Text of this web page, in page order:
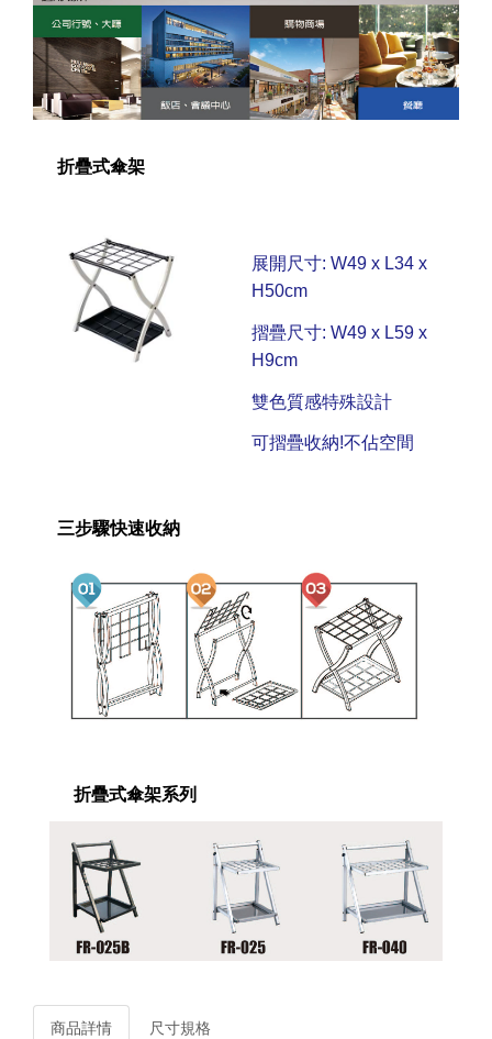
折疊式傘架
展開尺寸: W49 x L34 x
H50cm
摺疊尺寸: W49 x L59 x
H9cm
雙色質感特殊設計
可摺疊收納!不佔空間
三步驟快速收納
折疊式傘架系列
商品詳情 尺寸規格